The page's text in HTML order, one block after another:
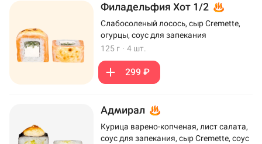
Филадельфия Хот 1/2
Слабосоленый лосось, сыр Cremette,
огурцы, соус для запекания
125 г · 4 шт.
299 ₽
Адмирал
Курица варено-копченая, лист салата,
соус для запекания, сыр Cremette, соус